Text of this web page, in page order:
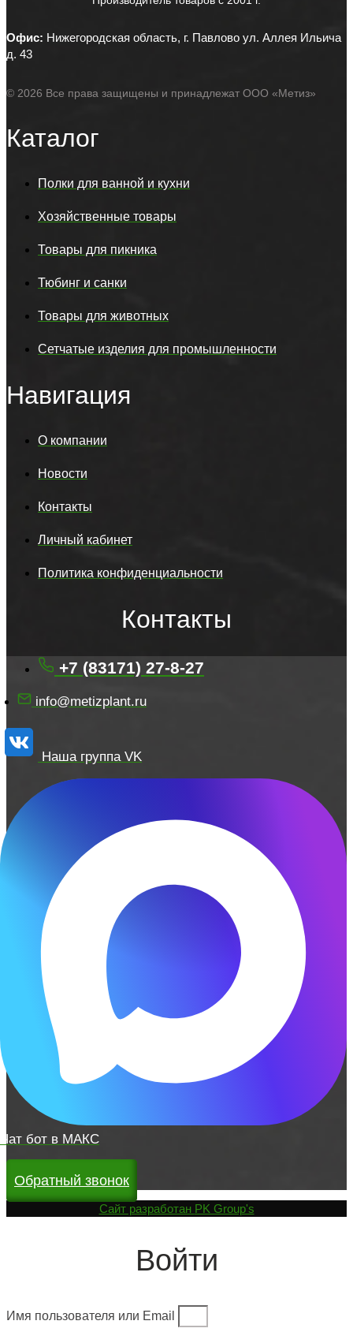
Офис: Нижегородская область, г. Павлово ул. Аллея Ильича
д. 43
© 2026 Все права защищены и принадлежат ООО «Метиз»
Каталог
Полки для ванной и кухни
Хозяйственные товары
Товары для пикника
Тюбинг и санки
Товары для животных
Сетчатые изделия для промышленности
Навигация
О компании
Новости
Контакты
Личный кабинет
Политика конфиденциальности
Контакты
+7 (83171) 27-8-27
info@metizplant.ru
Наша группа VK
Чат бот в МАКС
Обратный звонок
Cайт разработан PK Group's
Войти
Имя пользователя или Email